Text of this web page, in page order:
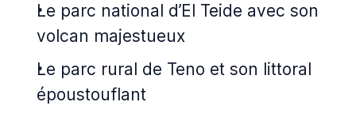
Le parc national d’El Teide avec son
volcan majestueux
Le parc rural de Teno et son littoral
époustouflant